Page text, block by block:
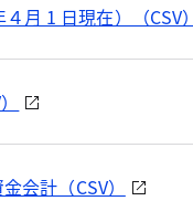
月 1 日現在）（CSV
会計（CSV）